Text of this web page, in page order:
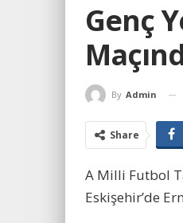
Genç
By Admin
Share
A Milli Futbol
Eskişehir’de